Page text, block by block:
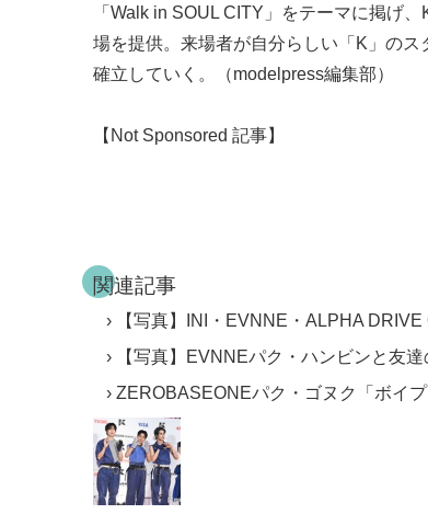
「Walk in SOUL CITY」をテーマに掲げ
場を提供。来場者が自分らしい「K」の
確立していく。（modelpress編集部）
【Not Sponsored 記事】
関連記事
【写真】INI・EVNNE・ALPHA
【写真】EVNNEパク・ハンビンと友
ZEROBASEONEパク・ゴヌク「ボイ